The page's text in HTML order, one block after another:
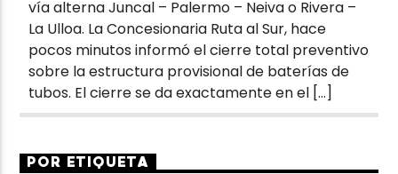
vía alterna Juncal – Palermo – Neiva o Rivera –
La Ulloa. La Concesionaria Ruta al Sur, hace
pocos minutos informó el cierre total preventivo
sobre la estructura provisional de baterías de
tubos. El cierre se da exactamente en el […]
POR ETIQUETA